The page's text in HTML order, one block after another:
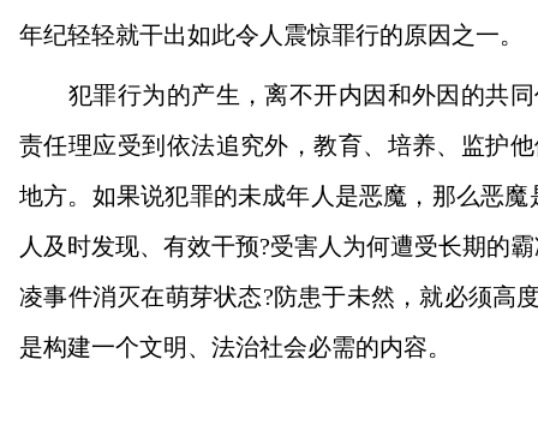
年纪轻轻就干出如此令人震惊罪行的原因之一。
犯罪行为的产生，离不开内因和外因的共同
责任理应受到依法追究外，教育、培养、监护
地方。如果说犯罪的未成年人是恶魔，那么恶
人及时发现、有效干预?受害人为何遭受长期的
凌事件消灭在萌芽状态?防患于未然，就必须高
是构建一个文明、法治社会必需的内容。